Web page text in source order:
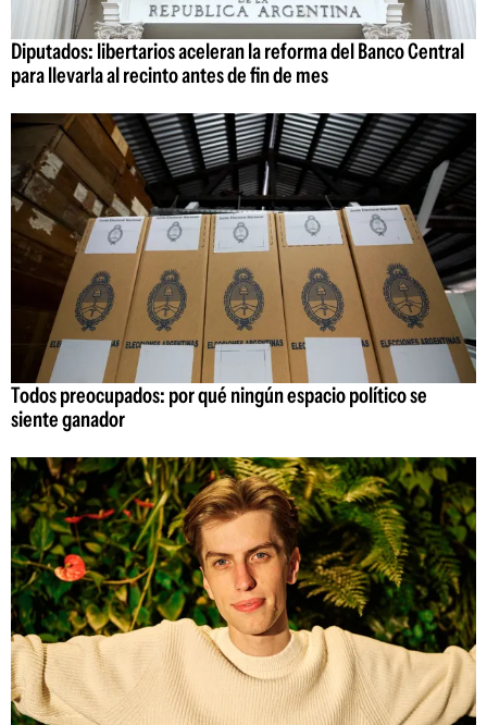
Diputados: libertarios aceleran la reforma del Banco Central
para llevarla al recinto antes de fin de mes
Todos preocupados: por qué ningún espacio político se
siente ganador